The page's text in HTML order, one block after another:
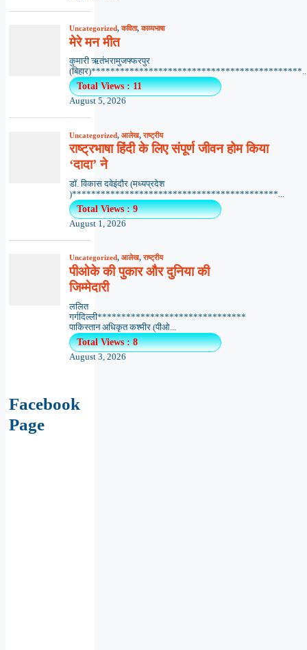
Uncategorized,कविता,काव्यभाषा
मेरे मन मीत
कुमारी ऋतंभरामुजफ्फरपुर
Total Views : 11
August 5, 2026
Uncategorized, आलेख,राष्ट्रीय
राष्ट्रभाषा हिंदी के लिए संपूर्ण जीवन होम किया
‘दादा’ ने
डॉ. विकास दवेइंदौर (मध्यप्रदेश
)*******************************************...
Total Views : 9
August 1, 2026
Uncategorized, आलेख,राष्ट्रीय
पीओके की पुकार और दुनिया की
जिम्मेदारी
ललित
गर्गदिल्ली*******************************
पाकिस्तान अधिकृत कश्मीर (पीओ...
Total Views : 8
August 3, 2026
Facebook
Page